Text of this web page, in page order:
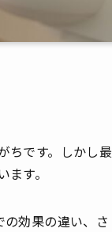
ちです。しかし最
す。
効果の違い、さ